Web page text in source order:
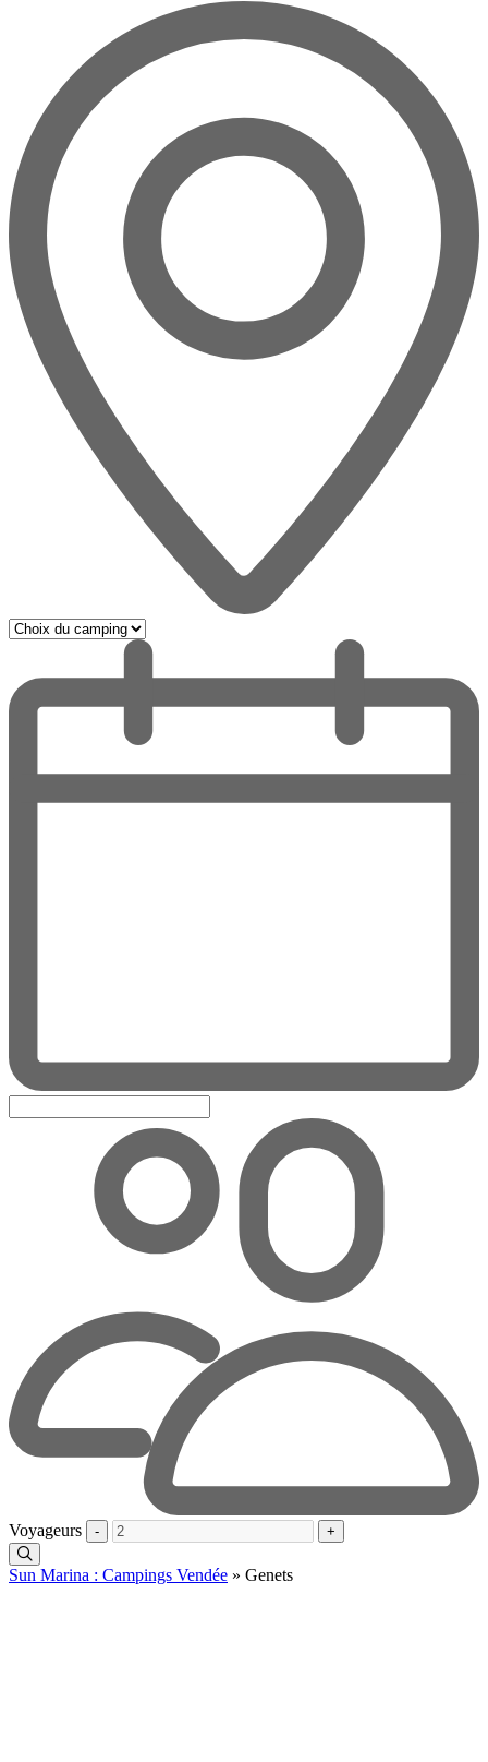
Voyageurs - +
Sun Marina : Campings Vendée » Genets